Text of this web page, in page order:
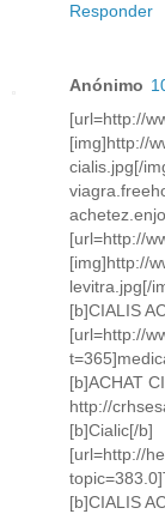
Responder
Anónimo
[url=http://
[img]http://
cialis.jpg[/
[url=http://
[img]http://
levitra.jpg[/
[b]CIALIS
[url=http://
[b]ACHAT
http://
[b]Cialic[/b]
[url=http://
[b]CIALIS